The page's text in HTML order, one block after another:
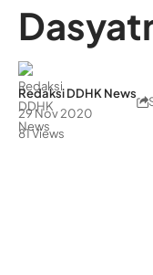
Redaksi DDHK News
29 Nov 2020
81 Views